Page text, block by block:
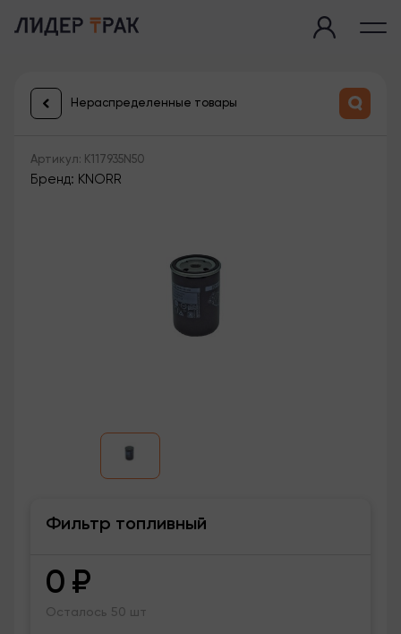
Нераспределенные товары
Артикул: K117935N50
Бренд: KNORR
Фильтр топливный
0 ₽
Осталось 50 шт